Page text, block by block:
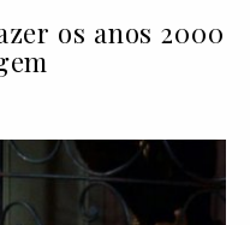
os anos 2000